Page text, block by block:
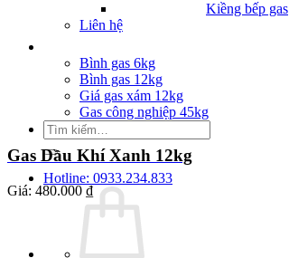
Kiềng bếp gas
Liên hệ
Bình gas 6kg
Bình gas 12kg
Giá gas xám 12kg
Gas công nghiệp 45kg
Tìm
kiếm:
Hotline: 0933.234.833
Gas Dầu Khí Xanh 12kg
Giá: 480.000 ₫